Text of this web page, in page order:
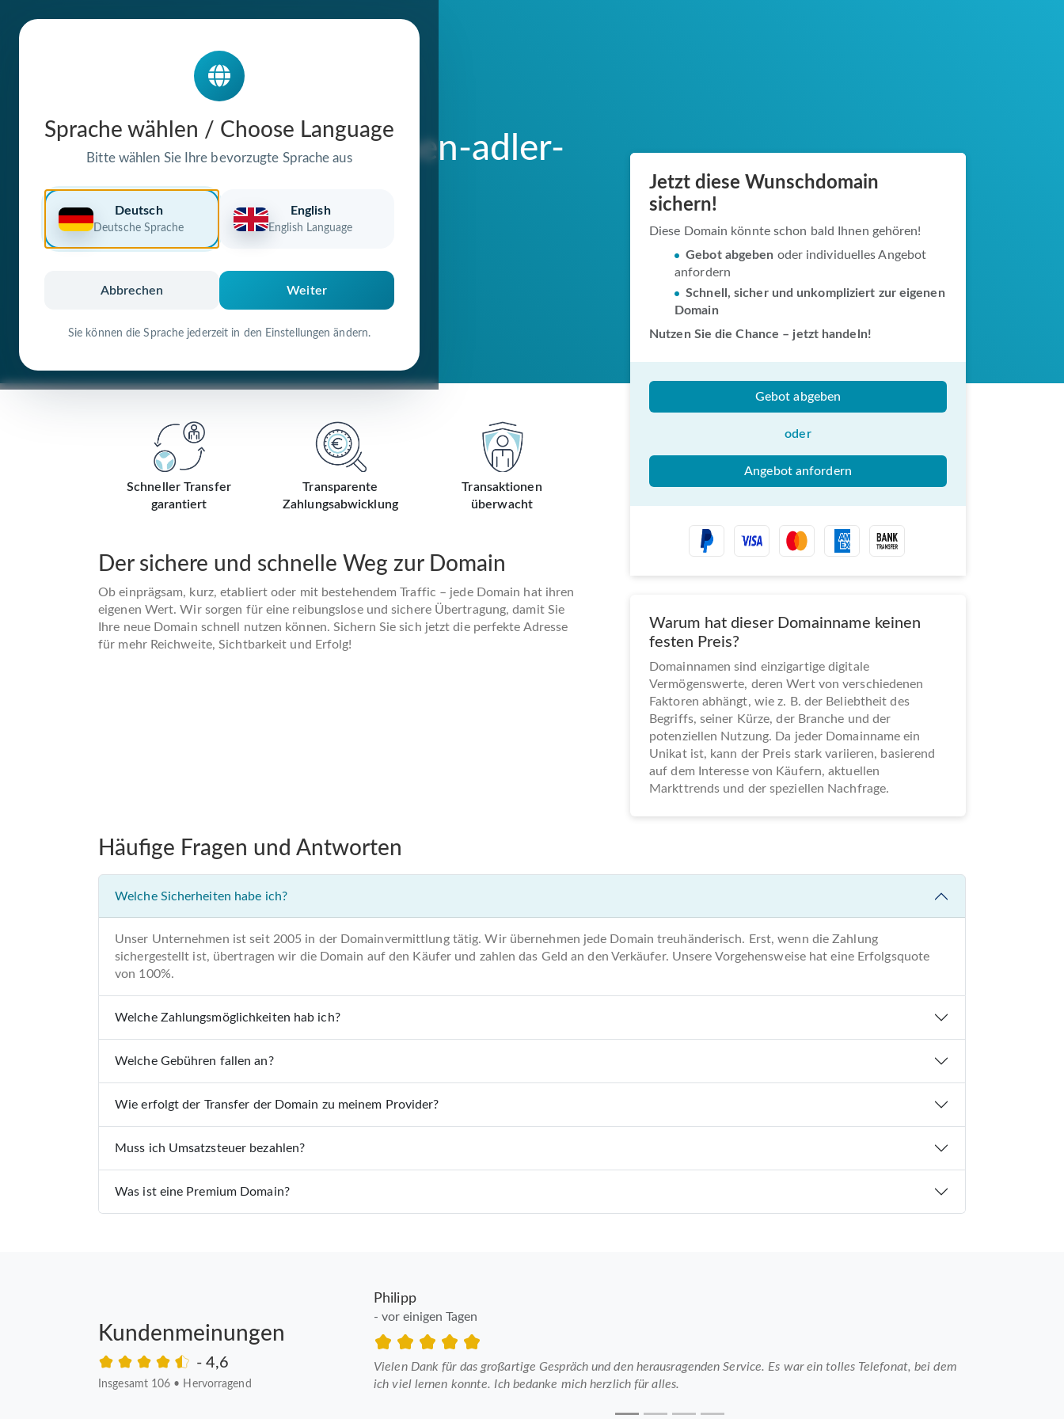
Sprache wählen / Choose Language
Bitte wählen Sie Ihre bevorzugte Sprache aus
Deutsch
Deutsche Sprache
English
English Language
Abbrechen Weiter
Sie können die Sprache jederzeit in den Einstellungen ändern.
Die Domain
gasthof-zum-goldenen-adler-
weitnau.de
steht zum Verkauf
Verifizierte Domain
Schneller Transfer
garantiert
Transparente
Zahlungsabwicklung
Transaktionen
überwacht
Der sichere und schnelle Weg zur Domain
Ob einprägsam, kurz, etabliert oder mit bestehendem Traffic – jede Domain hat ihren
eigenen Wert. Wir sorgen für eine reibungslose und sichere Übertragung, damit Sie
Ihre neue Domain schnell nutzen können. Sichern Sie sich jetzt die perfekte Adresse
für mehr Reichweite, Sichtbarkeit und Erfolg!
Jetzt diese Wunschdomain
sichern!
Diese Domain könnte schon bald Ihnen gehören!
Gebot abgeben oder individuelles Angebot
anfordern
Schnell, sicher und unkompliziert zur eigenen
Domain
Nutzen Sie die Chance – jetzt handeln!
Gebot abgeben
oder
Angebot anfordern
Warum hat dieser Domainname keinen
festen Preis?
Domainnamen sind einzigartige digitale
Vermögenswerte, deren Wert von verschiedenen
Faktoren abhängt, wie z. B. der Beliebtheit des
Begriffs, seiner Kürze, der Branche und der
potenziellen Nutzung. Da jeder Domainname ein
Unikat ist, kann der Preis stark variieren, basierend
auf dem Interesse von Käufern, aktuellen
Markttrends und der speziellen Nachfrage.
Häufige Fragen und Antworten
Welche Sicherheiten habe ich?
Unser Unternehmen ist seit 2005 in der Domainvermittlung tätig. Wir übernehmen jede Domain treuhänderisch. Erst, wenn die Zahlung
sichergestellt ist, übertragen wir die Domain auf den Käufer und zahlen das Geld an den Verkäufer. Unsere Vorgehensweise hat eine Erfolgsquote
von 100%.
Welche Zahlungsmöglichkeiten hab ich?
Welche Gebühren fallen an?
Wie erfolgt der Transfer der Domain zu meinem Provider?
Muss ich Umsatzsteuer bezahlen?
Was ist eine Premium Domain?
Kundenmeinungen
- 4,6
Insgesamt 106 • Hervorragend
Philipp
- vor einigen Tagen
Vielen Dank für das großartige Gespräch und den herausragenden Service. Es war ein tolles Telefonat, bei dem
ich viel lernen konnte. Ich bedanke mich herzlich für alles.